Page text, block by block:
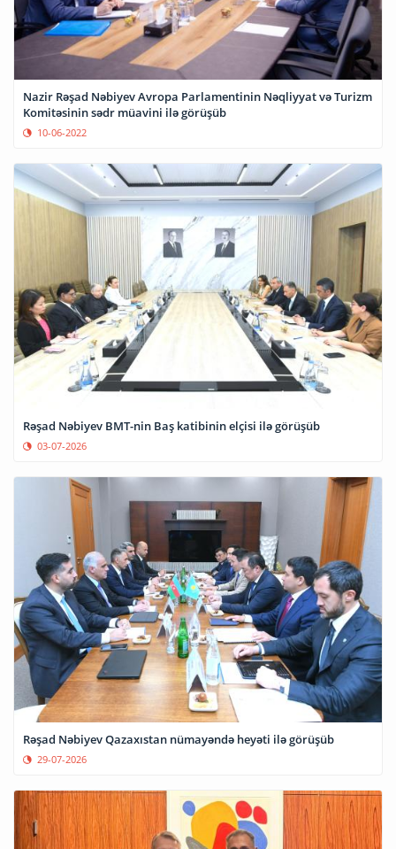
Nazir Rəşad Nəbiyev Avropa Parlamentinin Nəqliyyat və Turizm
Komitəsinin sədr müavini ilə görüşüb
10-06-2022
Rəşad Nəbiyev BMT-nin Baş katibinin elçisi ilə görüşüb
03-07-2026
Rəşad Nəbiyev Qazaxıstan nümayəndə heyəti ilə görüşüb
29-07-2026